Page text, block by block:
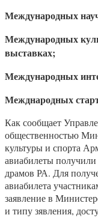
Международных
Международных
выставках;
Международных
Межднародных
Как сообщает
общественностью
культуры и спорта
авиабилеты получили
драмов РА. Для
авиабилета
заявление в
и типу зявления,